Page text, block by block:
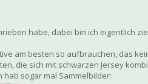
habe, dabei bin ich eigentlich
am besten so aufbrauchen, das
die sich mit schwarzen Jersey
hab sogar mal Sammelbilder: